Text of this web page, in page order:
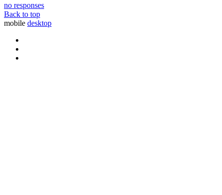
no responses
Back to top
mobile desktop